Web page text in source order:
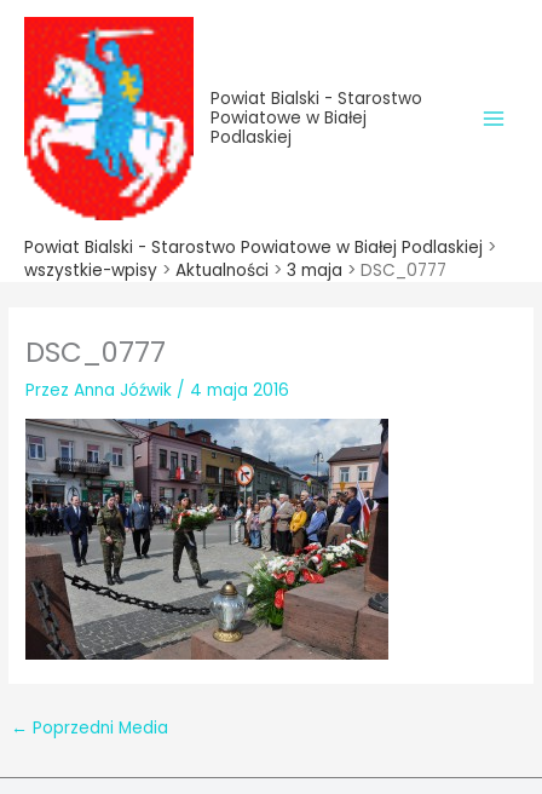
treści
Przejdź
treści
Powiat Bialski - Starostwo
Powiatowe w Białej
Podlaskiej
Powiat Bialski - Starostwo Powiatowe w Białej Podlaskiej >
wszystkie-wpisy > Aktualności > 3 maja > DSC_0777
DSC_0777
PrzezAnna Jóźwik / 4 maja 2016
← Poprzedni Media